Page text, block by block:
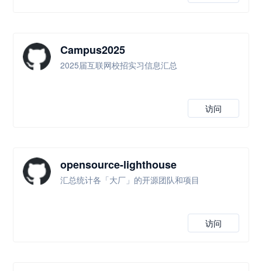
Campus2025
2025届互联网校招实习信息汇总
访问
opensource-lighthouse
汇总统计各「大厂」的开源团队和项目
访问